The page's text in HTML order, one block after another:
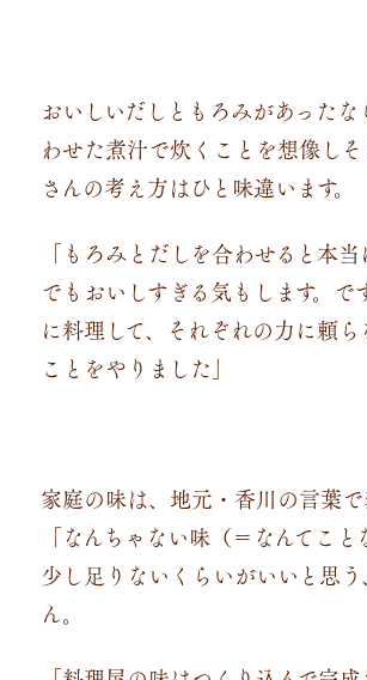
おいしいだしともろみがあった
わせた煮汁で炊くことを想像し
さんの考え方はひと味違います。
「もろみとだしを合わせると本当
でもおいしすぎる気もします。で
に料理して、それぞれの力に頼ら
ことをやりました」
家庭の味は、地元・香川の言葉で
「なんちゃない味（＝なんてこと
少し足りないくらいがいいと思
ん。